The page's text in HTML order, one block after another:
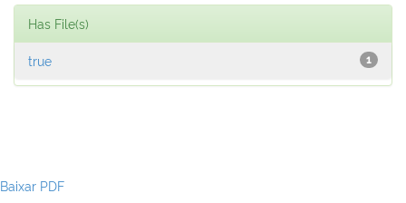
Has File(s)
1
true
Baixar PDF